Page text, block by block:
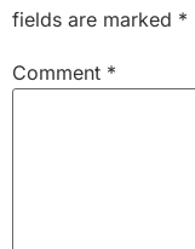
fields are marked *
Comment *